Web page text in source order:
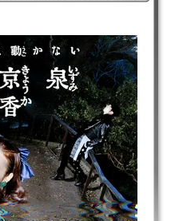
スピンオフ## ｜2026年｜飯豊
マ ｜京香が担当する新人漫画
何かがおかしい」と指摘が。正
れる。